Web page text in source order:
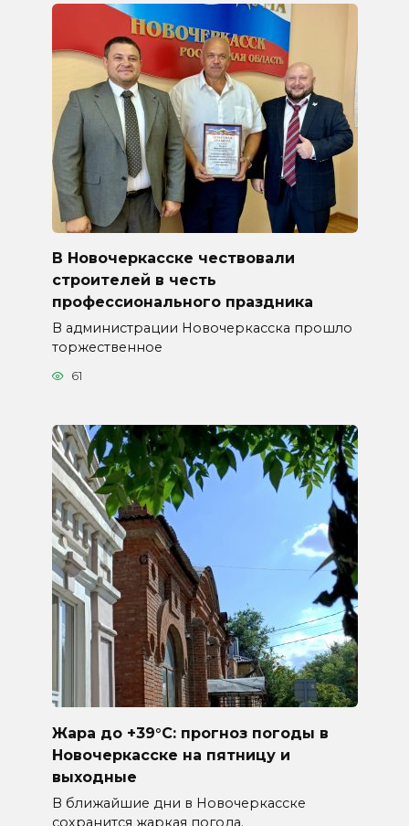
В Новочеркасске чествовали
строителей в честь
профессионального праздника
В администрации Новочеркасска прошло
торжественное
61
Жара до +39°C: прогноз погоды в
Новочеркасске на пятницу и
выходные
В ближайшие дни в Новочеркасске
сохранится жаркая погода.